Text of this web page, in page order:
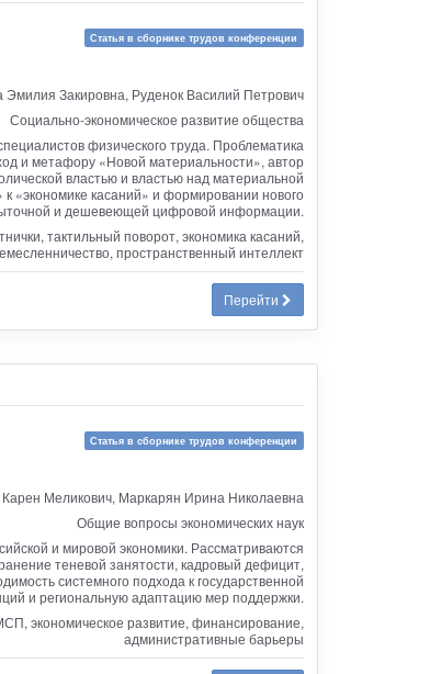
Статья в сборнике трудов конференции
Закировна, Руденок Василий Петрович
Социально-экономическое развитие общества
физического труда. Проблематика
и метафору «Новой материальности», автор
властью и властью над материальной
к «экономике касаний» и формировании нового
и дешевеющей цифровой информации.
тактильный поворот, экономика касаний,
пространственный интеллект
Перейти
Статья в сборнике трудов конференции
Карен Меликович, Маркарян Ирина Николаевна
Общие вопросы экономических наук
и мировой экономики. Рассматриваются
теневой занятости, кадровый дефицит,
системного подхода к государственной
и региональную адаптацию мер поддержки.
экономическое развитие, финансирование,
административные барьеры